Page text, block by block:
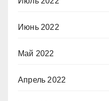
Июнь 2022
Май 2022
Апрель 2022